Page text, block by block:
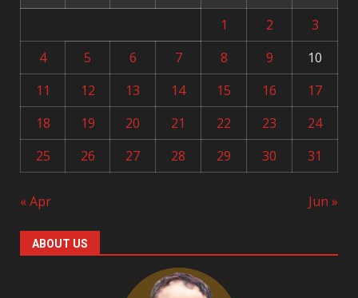
1
2
3
4
5 6 7 8 9
10
11
12 13 14 15 16
17
18
19 20 21 22 23
24
25
26 27 28 29 30 31
« Apr Jun »
ABOUT US